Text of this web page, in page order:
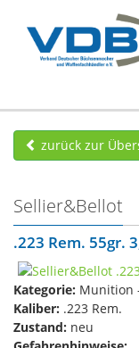
zurück zur
Sellier&Bellot
.223 Rem. 55gr.
Kategorie: Munition
Kaliber: .223 Rem.
Zustand: neu